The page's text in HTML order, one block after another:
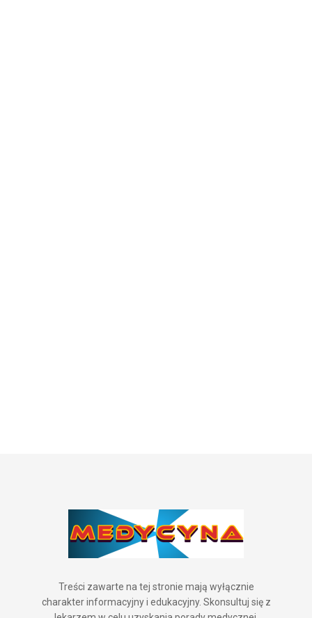
Treści zawarte na tej stronie mają wyłącznie
charakter informacyjny i edukacyjny. Skonsultuj się z